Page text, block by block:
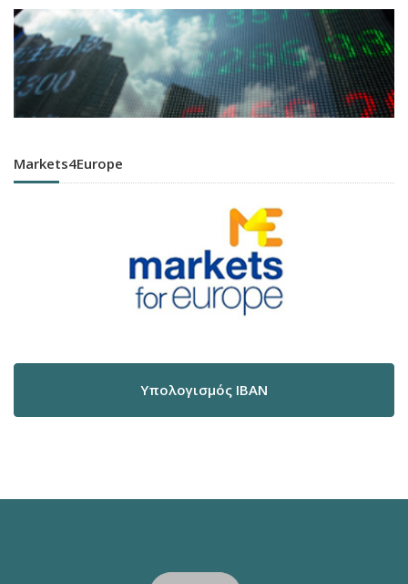
Markets4Europe
Υπολογισμός IBAN